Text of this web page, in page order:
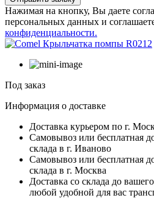
Нажимая на кнопку, Вы даете
персональных данных и
конфиденциальности.
Под заказ
Информация о доставке
Доставка курьером по г.
Самовывоз или бесплатная
склада в г. Иваново
Самовывоз или бесплатная
склада в г. Москва
Доставка со склада до
любой удобной для вас